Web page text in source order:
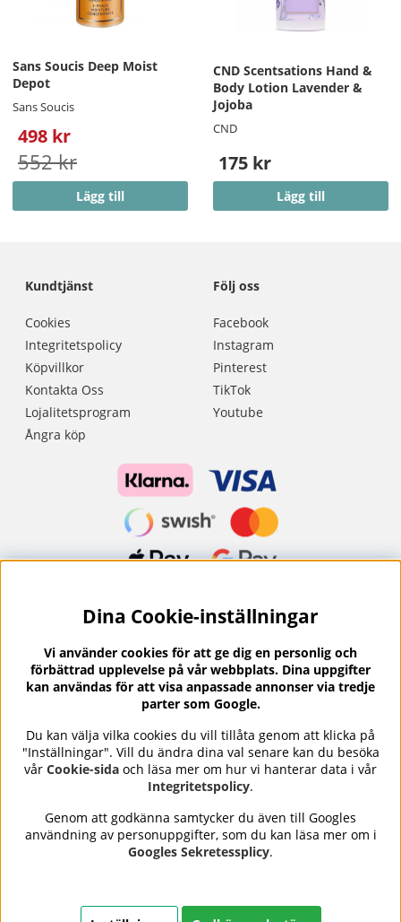
Sans Soucis Deep Moist
Depot
Sans Soucis
498 kr
552 kr
Lägg till
CND Scentsations Hand &
Body Lotion Lavender &
Jojoba
CND
175 kr
Lägg till
Kundtjänst
Cookies
Integritetspolicy
Köpvillkor
Kontakta Oss
Lojalitetsprogram
Ångra köp
Följ oss
Facebook
Instagram
Pinterest
TikTok
Youtube
Nyhetsbrev?
I vårt nyhetsbrev får du ta del av nyheter och
erbjudanden.
Se våra omdömen på⭐ Trustpilot
Nails Body and Beautyerbjuder professionell hudvård,
nagellack och makeup från ledande varumärken som OPI,
kvalitet, omtanke och resultat – med snabb och trygg
Dina Cookie-inställningar
Vi använder cookies för att ge dig en personlig och
förbättrad upplevelse på vår webbplats. Dina uppgifter
kan användas för att visa anpassade annonser via tredje
parter som Google.
Du kan välja vilka cookies du vill tillåta genom att klicka på
"Inställningar". Vill du ändra dina val senare kan du besöka
vår Cookie-sida och läsa mer om hur vi hanterar data i vår
Integritetspolicy.
Genom att godkänna samtycker du även till Googles
användning av personuppgifter, som du kan läsa mer om i
Googles Sekretessplicy.